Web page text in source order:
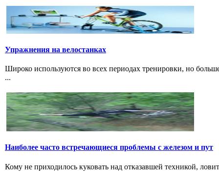
Упражнения на велостанках
Широко используются во всех периодах тренировки, но
...
Наиболее часто встречающиеся проблемы с железом и пут
Кому не приходилось куковать над отказавшей техникой,